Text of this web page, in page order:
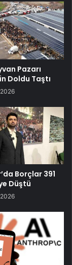
Pazarı
Doldu Taştı
Borçlar 391
Düştü